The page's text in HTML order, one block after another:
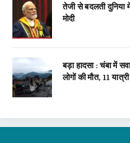
तेजी से बदलती दुनिया
मोदी
बड़ा हादसा : चंबा में
लोगों की मौत, 11